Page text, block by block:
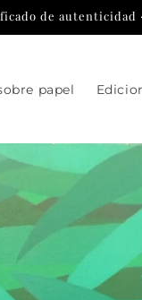
de autenticidad
papel